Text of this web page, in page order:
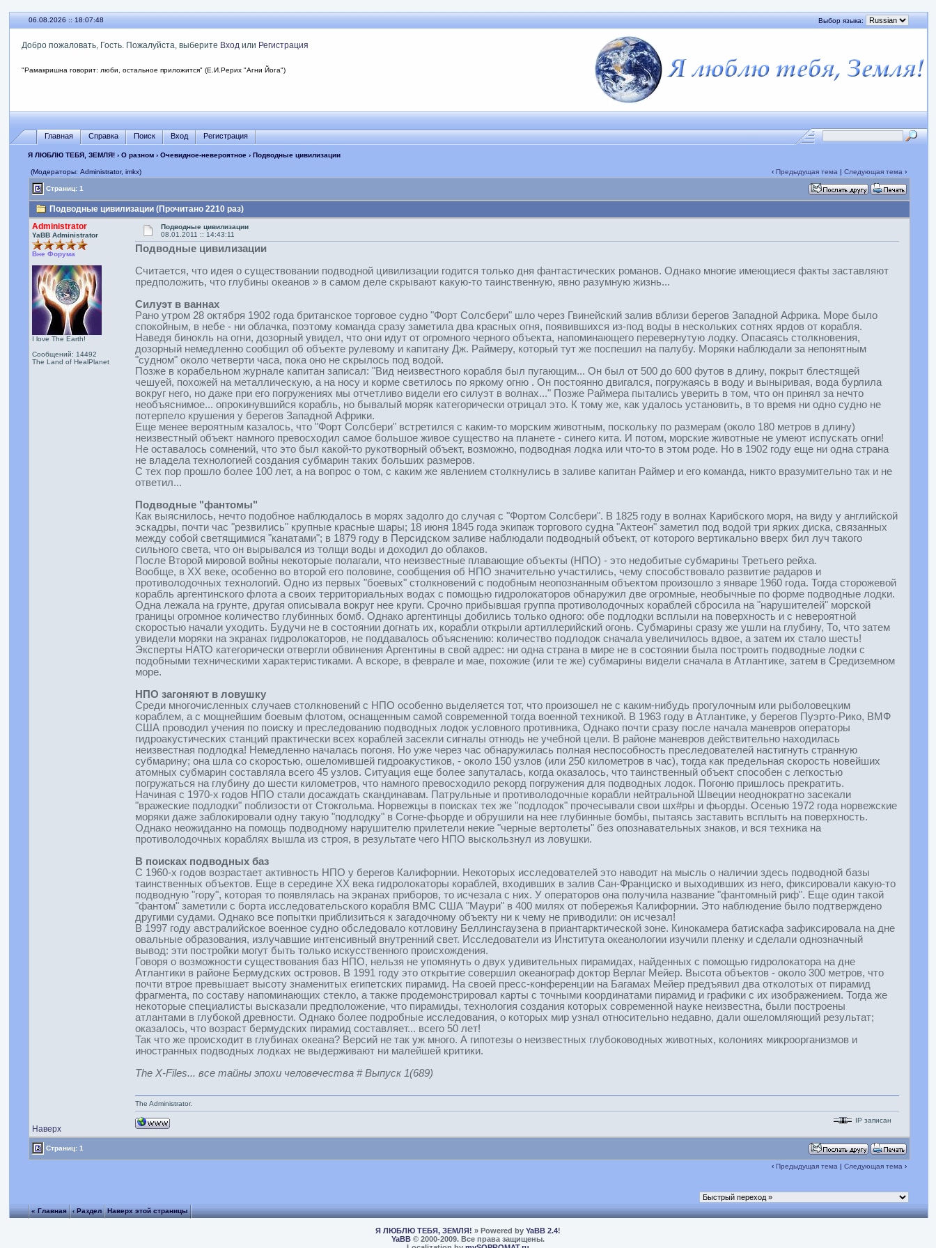
06.08.2026 :: 18:07:48 Выбор языка:
Добро пожаловать, Гость. Пожалуйста, выберите Вход или Регистрация
"Рамакришна говорит: люби, остальное приложится" (Е.И.Рерих "Агни Йога")
Главная Справка Поиск Вход Регистрация
Я ЛЮБЛЮ ТЕБЯ, ЗЕМЛЯ! ›О разном ›Очевидное-невероятное › Подводные цивилизации
(Модераторы: Administrator, imkx) ‹ Предыдущая тема | Следующая тема ›
Страниц: 1
Подводные цивилизации (Прочитано 2210 раз)
Administrator
YaBB Administrator
Вне Форума
I love The Earth!
Сообщений: 14492
The Land of HealPlanet
Подводные цивилизации
08.01.2011 :: 14:43:11
Подводные цивилизации
Считается, что идея о существовании подводной цивилизации годится только дня фантастических романов. Однако многие имеющиеся факты заставляют
предположить, что глубины океанов » в самом деле скрывают какую-то таинственную, явно разумную жизнь...
Силуэт в ваннах
Рано утром 28 октября 1902 года британское торговое судно "Форт Солсбери" шло через Гвинейский залив вблизи берегов Западной Африка. Море было
спокойным, в небе - ни облачка, поэтому команда сразу заметила два красных огня, появившихся из-под воды в нескольких сотнях ярдов от корабля.
Наведя бинокль на огни, дозорный увидел, что они идут от огромного черного объекта, напоминающего перевернутую лодку. Опасаясь столкновения,
дозорный немедленно сообщил об объекте рулевому и капитану Дж. Раймеру, который тут же поспешил на палубу. Моряки наблюдали за непонятным
"судном" около четверти часа, пока оно не скрылось под водой.
Позже в корабельном журнале капитан записал: "Вид неизвестного корабля был пугающим... Он был от 500 до 600 футов в длину, покрыт блестящей
чешуей, похожей на металлическую, а на носу и корме светилось по яркому огню . Он постоянно двигался, погружаясь в воду и выныривая, вода бурлила
вокруг него, но даже при его погружениях мы отчетливо видели его силуэт в волнах..." Позже Раймера пытались уверить в том, что он принял за нечто
необъяснимое... опрокинувшийся корабль, но бывалый моряк категорически отрицал это. К тому же, как удалось установить, в то время ни одно судно не
потерпело крушения у берегов Западной Африки.
Еще менее вероятным казалось, что "Форт Солсбери" встретился с каким-то морским животным, поскольку по размерам (около 180 метров в длину)
неизвестный объект намного превосходил самое большое живое существо на планете - синего кита. И потом, морские животные не умеют испускать огни!
Не оставалось сомнений, что это был какой-то рукотворный объект, возможно, подводная лодка или что-то в этом роде. Но в 1902 году еще ни одна страна
не владела технологией создания субмарин таких больших размеров.
С тех пор прошло более 100 лет, а на вопрос о том, с каким же явлением столкнулись в заливе капитан Раймер и его команда, никто вразумительно так и не
ответил...
Подводные "фантомы"
Как выяснилось, нечто подобное наблюдалось в морях задолго до случая с "Фортом Солсбери". В 1825 году в волнах Карибского моря, на виду у английской
эскадры, почти час "резвились" крупные красные шары; 18 июня 1845 года экипаж торгового судна "Актеон" заметил под водой три ярких диска, связанных
между собой светящимися "канатами"; в 1879 году в Персидском заливе наблюдали подводный объект, от которого вертикально вверх бил луч такого
сильного света, что он вырывался из толщи воды и доходил до облаков.
После Второй мировой войны некоторые полагали, что неизвестные плавающие объекты (НПО) - это недобитые субмарины Третьего рейха.
Вообще, в XX веке, особенно во второй его половине, сообщения об НПО значительно участились, чему способствовало развитие радаров и
противолодочных технологий. Одно из первых "боевых" столкновений с подобным неопознанным объектом произошло з январе 1960 года. Тогда сторожевой
корабль аргентинского флота а своих территориальных водах с помощью гидролокаторов обнаружил две огромные, необычные по форме подводные лодки.
Одна лежала на грунте, другая описывала вокруг нее круги. Срочно прибывшая группа противолодочных кораблей сбросила на "нарушителей" морской
границы огромное количество глубинных бомб. Однако аргентинцы добились только одного: обе подлодки всплыли на поверхность и с невероятной
скоростью начали уходить. Будучи не в состоянии догнать их, корабли открыли артиллерийский огонь. Субмарины сразу же ушли на глубину, То, что затем
увидели моряки на экранах гидролокаторов, не поддавалось объяснению: количество подлодок сначала увеличилось вдвое, а затем их стало шесть!
Эксперты НАТО категорически отвергли обвинения Аргентины в свой адрес: ни одна страна в мире не в состоянии была построить подводные лодки с
подобными техническими характеристиками. А вскоре, в феврале и мае, похожие (или те же) субмарины видели сначала в Атлантике, затем в Средиземном
море.
НПО загоняют в ловушку
Среди многочисленных случаев столкновений с НПО особенно выделяется тот, что произошел не с каким-нибудь прогулочным или рыболовецким
кораблем, а с мощнейшим боевым флотом, оснащенным самой современной тогда военной техникой. В 1963 году в Атлантике, у берегов Пуэрто-Рико, ВМФ
США проводил учения по поиску и преследованию подводных лодок условного противника, Однако почти сразу после начала маневров операторы
гидроакустических станций практически всех кораблей засекли сигналы отнюдь не учебной цели. В районе маневров действительно находилась
неизвестная подлодка! Немедленно началась погоня. Но уже через час обнаружилась полная неспособность преследователей настигнуть странную
субмарину; она шла со скоростью, ошеломившей гидроакустиков, - около 150 узлов (или 250 километров в час), тогда как предельная скорость новейших
атомных субмарин составляла всего 45 узлов. Ситуация еще более запуталась, когда оказалось, что таинственный объект способен с легкостью
погружаться на глубину до шести километров, что намного превосходило рекорд погружения для подводных лодок. Погоню пришлось прекратить.
Начиная с 1970-х годов НПО стали досаждать скандинавам. Патрульные и противолодочные корабли нейтральной Швеции неоднократно засекали
"вражеские подлодки" поблизости от Стокгольма. Норвежцы в поисках тех же "подлодок" прочесывали свои шх#ры и фьорды. Осенью 1972 года норвежские
моряки даже заблокировали одну такую "подлодку" в Согне-фьорде и обрушили на нее глубинные бомбы, пытаясь заставить всплыть на поверхность.
Однако неожиданно на помощь подводному нарушителю прилетели некие "черные вертолеты" без опознавательных знаков, и вся техника на
противолодочных кораблях вышла из строя, в результате чего НПО выскользнул из ловушки.
В поисках подводных баз
С 1960-х годов возрастает активность НПО у берегов Калифорнии. Некоторых исследователей это наводит на мысль о наличии здесь подводной базы
таинственных объектов. Еще в середине XX века гидролокаторы кораблей, входивших в залив Сан-Франциско и выходивших из него, фиксировали какую-то
подводную "гору", которая то появлялась на экранах приборов, то исчезала с них. У операторов она получила название "фантомный риф". Еще один такой
"фантом" заметили с борта исследовательского корабля ВМС США "Маури" в 400 милях от побережья Калифорнии. Это наблюдение было подтверждено
другими судами. Однако все попытки приблизиться к загадочному объекту ни к чему не приводили: он исчезал!
В 1997 году австралийское военное судно обследовало котловину Беллинсгаузена в приантарктической зоне. Кинокамера батискафа зафиксировала на дне
овальные образования, излучавшие интенсивный внутренний свет. Исследователи из Института океанологии изучили пленку и сделали однозначный
вывод: эти постройки могут быть только искусственного происхождения.
Говоря о возможности существования баз НПО, нельзя не упомянуть о двух удивительных пирамидах, найденных с помощью гидролокатора на дне
Атлантики в районе Бермудских островов. В 1991 году это открытие совершил океанограф доктор Верлаг Мейер. Высота объектов - около 300 метров, что
почти втрое превышает высоту знаменитых египетских пирамид. На своей пресс-конференции на Багамах Мейер предъявил два отколотых от пирамид
фрагмента, по составу напоминающих стекло, а также продемонстрировал карты с точными координатами пирамид и графики с их изображением. Тогда же
некоторые специалисты высказали предположение, что пирамиды, технология создания которых современной науке неизвестна, были построены
атлантами в глубокой древности. Однако более подробные исследования, о которых мир узнал относительно недавно, дали ошеломляющий результат;
оказалось, что возраст бермудских пирамид составляет... всего 50 лет!
Так что же происходит в глубинах океана? Версий не так уж много. А гипотезы о неизвестных глубоководных животных, колониях микроорганизмов и
иностранных подводных лодках не выдерживают ни малейшей критики.
The X-Files... все тайны эпохи человечества # Выпуск 1(689)
Наверх
The Administrator.
IP записан
Страниц: 1
‹ Предыдущая тема | Следующая тема ›
« Главная ‹ Раздел Наверх этой страницы
Я ЛЮБЛЮ ТЕБЯ, ЗЕМЛЯ! » Powered by YaBB 2.4!
YaBB© 2000-2009. Все права защищены.